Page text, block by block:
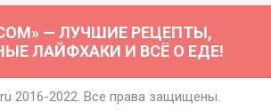
— ЛУЧШИЕ РЕЦЕПТЫ,
ЛАЙФХАКИ И ВСЁ О ЕДЕ!
2016-2022. Все права защищены.